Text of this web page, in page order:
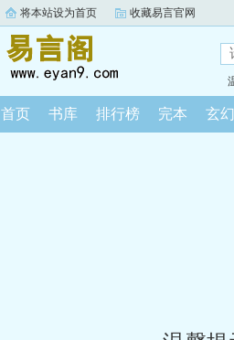
将本站设为首页 收藏易言官网
首页 书库 排行榜 完本 玄